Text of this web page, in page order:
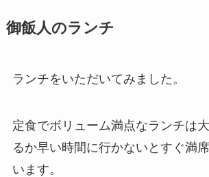
御飯人のランチ
ランチをいただいてみました。
定食でボリューム満点なランチは
るか早い時間に行かないとすぐ満
います。